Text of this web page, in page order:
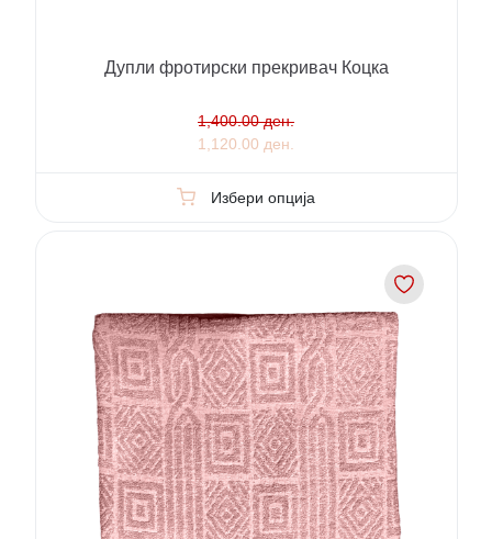
Дупли фротирски прекривач Коцка
1,400.00 ден.
1,120.00 ден.
Избери опција